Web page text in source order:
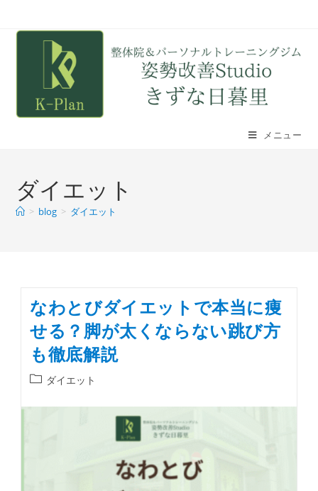
メニュー
ダイエット
> blog > ダイエット
なわとびダイエットで本当に痩
せる？脚が太くならない跳び方
も徹底解説
ダイエット